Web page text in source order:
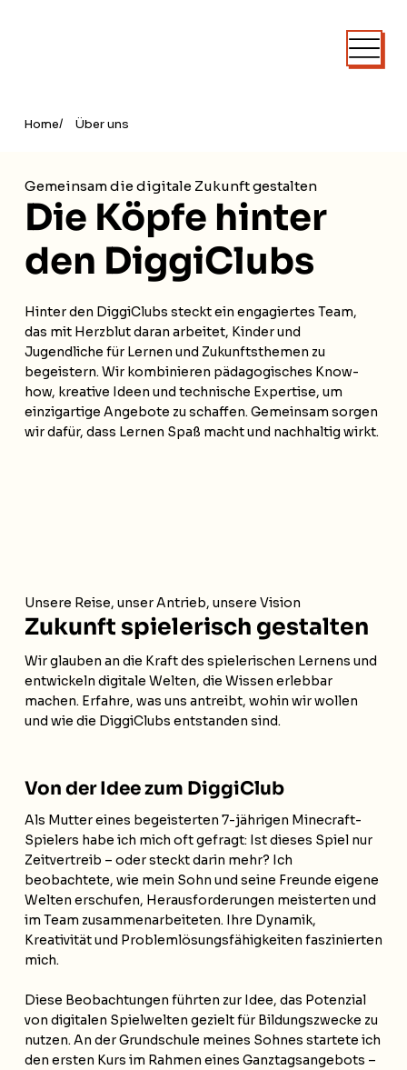
Home/ Über uns
Unsere Reise, unser Antrieb, unsere Vision
Zukunft spielerisch gestalten
Wir glauben an die Kraft des spielerischen Lernens und
entwickeln digitale Welten, die Wissen erlebbar
machen. Erfahre, was uns antreibt, wohin wir wollen
und wie die DiggiClubs entstanden sind.
Von der Idee zum DiggiClub
Als Mutter eines begeisterten 7-jährigen Minecraft-
Spielers habe ich mich oft gefragt: Ist dieses Spiel nur
Zeitvertreib – oder steckt darin mehr? Ich
beobachtete, wie mein Sohn und seine Freunde eigene
Welten erschufen, Herausforderungen meisterten und
im Team zusammenarbeiteten. Ihre Dynamik,
Kreativität und Problemlösungsfähigkeiten faszinierten
mich.
Diese Beobachtungen führten zur Idee, das Potenzial
von digitalen Spielwelten gezielt für Bildungszwecke zu
nutzen. An der Grundschule meines Sohnes startete ich
den ersten Kurs im Rahmen eines Ganztagsangebots –
Gemeinsam die digitale Zukunft gestalten
Die Köpfe hinter
den DiggiClubs
Hinter den DiggiClubs steckt ein engagiertes Team,
das mit Herzblut daran arbeitet, Kinder und
Jugendliche für Lernen und Zukunftsthemen zu
begeistern. Wir kombinieren pädagogisches Know-
how, kreative Ideen und technische Expertise, um
einzigartige Angebote zu schaffen. Gemeinsam sorgen
wir dafür, dass Lernen Spaß macht und nachhaltig wirkt.